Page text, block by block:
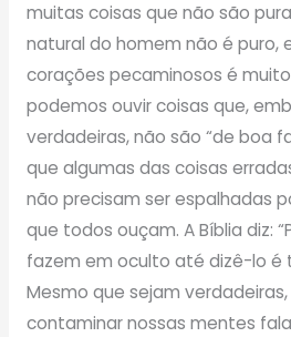
muitas coisas que não são
natural do homem não é puro,
corações pecaminosos é
podemos ouvir coisas que,
verdadeiras, não são “de boa
que algumas das coisas
não precisam ser espalhadas
que todos ouçam. A Bíblia diz:
fazem em oculto até dizê-lo é
Mesmo que sejam
contaminar nossas mentes